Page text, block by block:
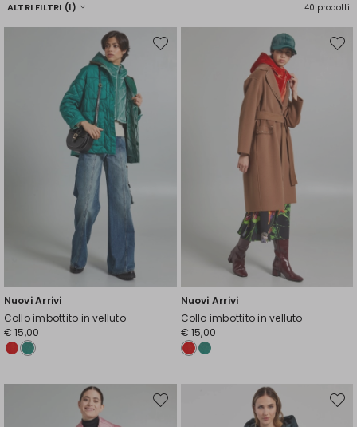
ALTRI FILTRI (1) 40 prodotti
Nuovi Arrivi
Collo imbottito in velluto
€ 15,00
Sposta
Nuovi Arrivi
Collo imbottito in velluto
€ 15,00
Sposta